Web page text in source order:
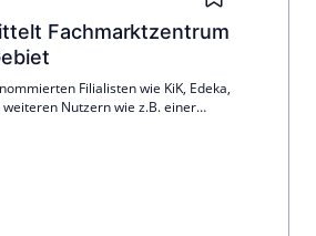
Fachmarktzentrum
Filialisten wie KiK, Edeka,
weiteren Nutzern wie z.B. einer
bedeutendsten
Umkreis dar und hat eine